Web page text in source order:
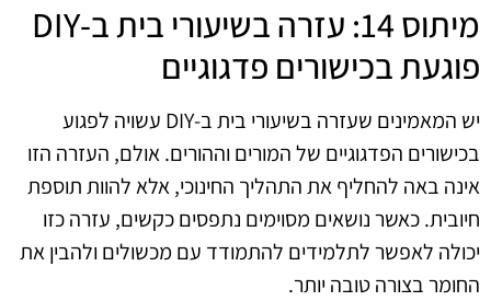
מיתוס 14: עזרה בשיעורי בית ב-DIY
פוגעת בכישורים פדגוגיים
יש המאמינים שעזרה בשיעורי בית ב-DIY עשויה לפגוע
בכישורים הפדגוגיים של המורים וההורים. אולם, העזרה הזו
אינה באה להחליף את התהליך החינוכי, אלא להוות תוספת
חיובית. כאשר נושאים מסוימים נתפסים כקשים, עזרה כזו
יכולה לאפשר לתלמידים להתמודד עם מכשולים ולהבין את
החומר בצורה טובה יותר.